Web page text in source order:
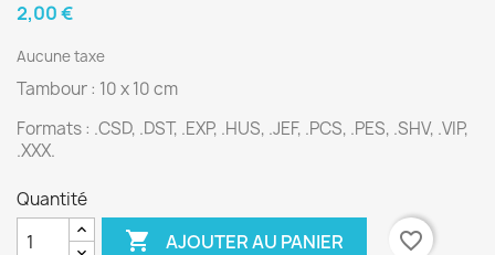
2,00 €
Aucune taxe
Tambour : 10 x 10 cm
Formats : .CSD, .DST, .EXP, .HUS, .JEF, .PCS, .PES, .SHV, .VIP,
.XXX.
Quantité
 AJOUTER AU PANIER favorite_border